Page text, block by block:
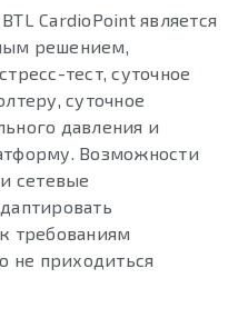
CardioPoint является
решением,
тест, суточное
суточное
давления и
Возможности
сетевые
требованиям
не приходиться